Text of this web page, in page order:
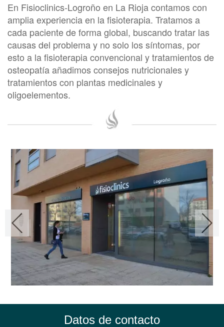
En Fisioclinics-Logroño en La Rioja contamos con
amplia experiencia en la fisioterapia. Tratamos a
cada paciente de forma global, buscando tratar las
causas del problema y no solo los síntomas, por
esto a la fisioterapia convencional y tratamientos de
osteopatía añadimos consejos nutricionales y
tratamientos con plantas medicinales y
oligoelementos.
Datos de contacto